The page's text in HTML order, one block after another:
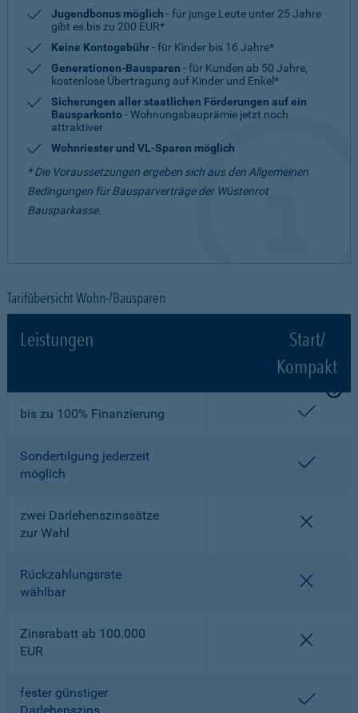
Jugendbonus möglich - für junge Leute unter 25 Jahre
gibt es bis zu 200 EUR*
Keine Kontogebühr- für Kinder bis 16 Jahre*
Generationen-Bausparen - für Kunden ab 50 Jahre,
kostenlose Übertragung auf Kinder und Enkel*
Sicherungen aller staatlichen Förderungen auf ein
Bausparkonto- Wohnungsbauprämie jetzt noch
attraktiver
Wohnriester und VL-Sparen möglich
* Die Voraussetzungen ergeben sich aus den Allgemeinen
Bedingungen für Bausparverträge der Wüstenrot
Bausparkasse.
Tarifübersicht Wohn-/Bausparen
Leistungen
Start/
Kompakt
bis zu 100% Finanzierung
Sondertilgung jederzeit
möglich
zwei Darlehenszinssätze
zur Wahl
Rückzahlungsrate
wählbar
Zinsrabatt ab 100.000
EUR
fester günstiger